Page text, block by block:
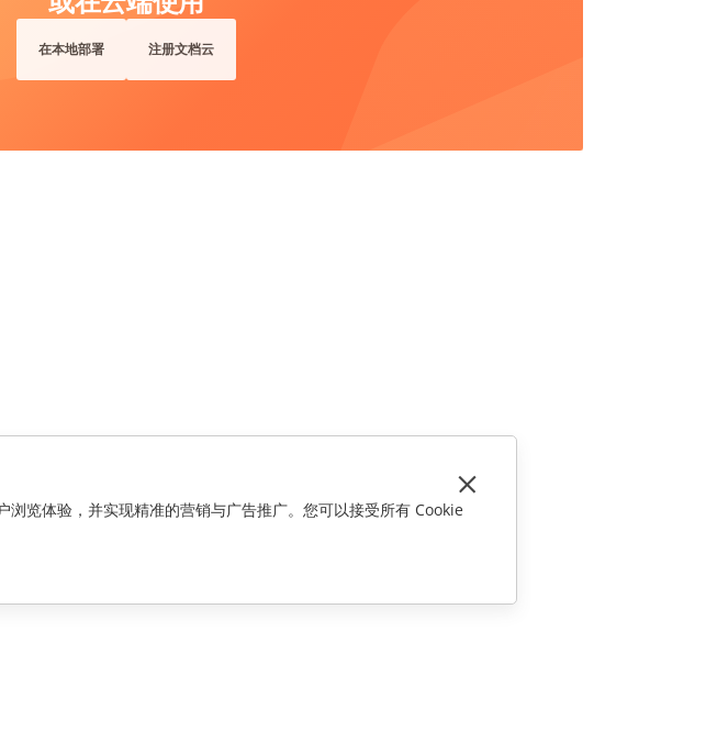
在本地部署 注册文档云
览体验，并实现精准的营销与广告推广。您可以接受所有 Cookie